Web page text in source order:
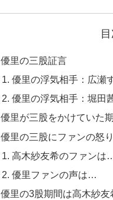
優里の三股証言
優里の浮気相手：広瀬
優里の浮気相手：堀田
優里が三股をかけていた
優里の三股にファンの怒
高木紗友希のファンは
優里ファンの声は…
優里の3股期間は高木紗